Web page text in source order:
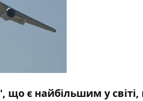
що є найбільшим у